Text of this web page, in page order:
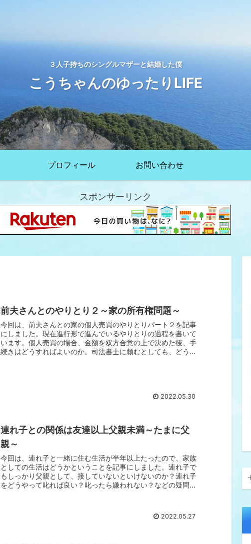
３人子持ちのシングルマザーと結婚した僕
こうちゃんのゆったりLIFE
プロフィール お問い合わせ
スポンサーリンク
前夫さんとのやりとり２～家の所有権問題～
今回は、前夫さんとの家の個人売買のやりとりパート２を記事
にしました。現在進行形で進んでいるやりとりの過程を書いて
います。個人売買の場合、金額を双方合意の上で決めた後、手
続きはどうすればよいのか。司法書士に頼むとしても、どうや
2022.05.30
連れ子との関係は友達以上父親未満～たまに父
親～
今回は、連れ子と一緒に住む生活が半年以上たったので、家族
としての生活はどうかということを記事にしました。連れ子で
もしっかり父親として、接していないといけないのか？連れ子
をどうやって叱れば良い？叱ったら嫌われない？などの疑問を
2022.05.27